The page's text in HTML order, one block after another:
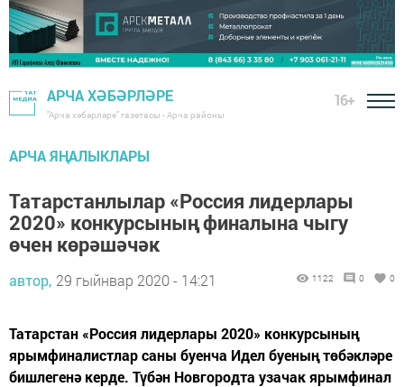
АРЧА ХӘБӘРЛӘРЕ
"Арча хәбәрләре" газетасы - Арча районы
16+
АРЧА ЯҢАЛЫКЛАРЫ
Татарстанлылар «Россия лидерлары
2020» конкурсының финалына чыгу
өчен көрәшәчәк
автор, 29 гыйнвар 2020 - 14:21 1122 0 0
Татарстан «Россия лидерлары 2020» конкурсының
ярымфиналистлар саны буенча Идел буеның төбәкләре
бишлегенә керде. Түбән Новгородта узачак ярымфинал